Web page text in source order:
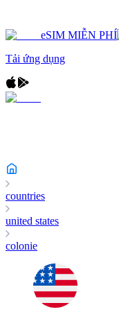
eSIM MIỄN PHÍ
Tải ứng dụng
countries
united states
colonie